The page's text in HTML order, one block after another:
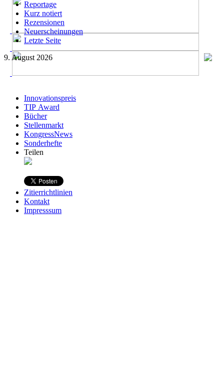
Reportage
Kurz notiert
Rezensionen
Neuerscheinungen
Letzte Seite
9. August 2026
Innovationspreis
TIP Award
Bücher
Stellenmarkt
KongressNews
Sonderhefte
Teilen
Zitierrichtlinien
Kontakt
Impresssum